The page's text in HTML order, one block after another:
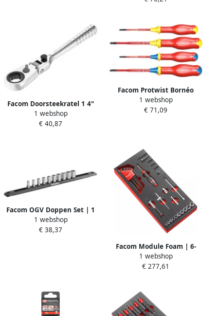
Facom Doorsteekratel 1 4"
met 180° Flex Kop R.180HX
1 webshop
€ 40,87
Facom Protwist Bornéo
Schroevendraaierset |
Geïsoleerd | Voor
1 webshop
€ 71,09
Facom OGV Doppen Set | 1
4” 6-kant | 10-delig op Rail
R.40EGRPPB
1 webshop
€ 38,37
Facom Module Foam | 6-
kant Metrische Doppen | 1
4" 46 Stuks R.161B
1 webshop
€ 277,61